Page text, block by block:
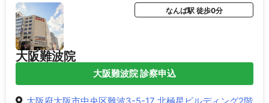
大阪難波院
なんば駅 徒歩0分
大阪難波院 診察申込
大阪府大阪市中央区難波3-5-17 北極星ビルディング2階